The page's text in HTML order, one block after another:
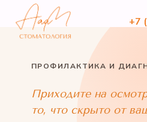
+7
+7
ПРОФИЛАКТИКА И
Приходите на
то, что скрыто от